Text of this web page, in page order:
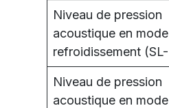
Niveau de pression
acoustique en mode
refroidissement
Niveau de pression
acoustique en mode